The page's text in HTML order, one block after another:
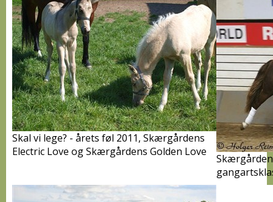
Skal vi lege? - årets føl 2011, Skærgårdens
Electric Love og Skærgårdens Golden Love